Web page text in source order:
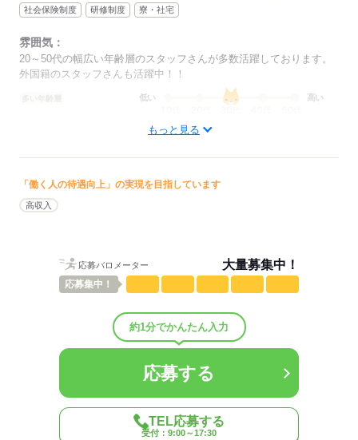
※勤務開始時間などは店舗による為、ご自宅から通勤の場合は
※希望の勤務時間などあればご相談ください！
応募する
社会保険制度
研修制度 寮・社宅
雰囲気：
20～50代の幅広い年齢層のスタッフさんが多数活躍しております。
外国籍のスタッフさんも活躍中！！
低い 高い
男性
仕事の仕方 ひとりで
メ・時計・ブティック・総合お土産店など）
男女比（男3：女7）
事業内容空港内の店舗運営などのトータルマネジメントを行って
応募する
もっと見る
「働く人の待遇向上」の実現を目指しています
高収入
応募バロメーター 大量募集中！
応募集中！
約1分でかんたん入力
応募する
TEL応募する
受付：9:00～17:30